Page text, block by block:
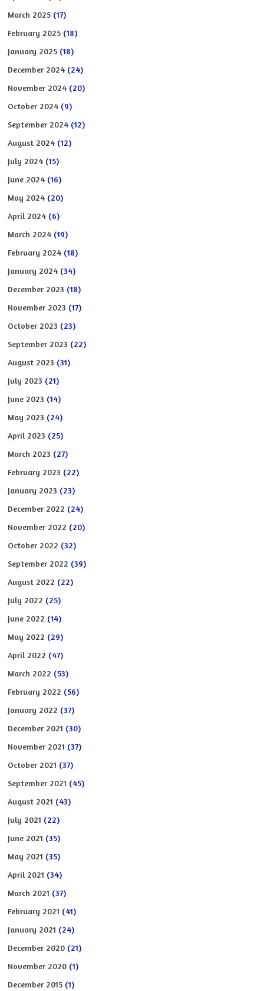
March 2025 (17)
February 2025 (18)
January 2025 (18)
December 2024 (24)
November 2024 (20)
October 2024 (9)
September 2024 (12)
August 2024 (12)
July 2024 (15)
June 2024 (16)
May 2024 (20)
April 2024 (6)
March 2024 (19)
February 2024 (18)
January 2024 (34)
December 2023 (18)
November 2023 (17)
October 2023 (23)
September 2023 (22)
August 2023 (31)
July 2023 (21)
June 2023 (14)
May 2023 (24)
April 2023 (25)
March 2023 (27)
February 2023 (22)
January 2023 (23)
December 2022 (24)
November 2022 (20)
October 2022 (32)
September 2022 (39)
August 2022 (22)
July 2022 (25)
June 2022 (14)
May 2022 (29)
April 2022 (47)
March 2022 (53)
February 2022 (56)
January 2022 (37)
December 2021 (30)
November 2021 (37)
October 2021 (37)
September 2021 (45)
August 2021 (43)
July 2021 (22)
June 2021 (35)
May 2021 (35)
April 2021 (34)
March 2021 (37)
February 2021 (41)
January 2021 (24)
December 2020 (21)
November 2020 (1)
December 2015 (1)